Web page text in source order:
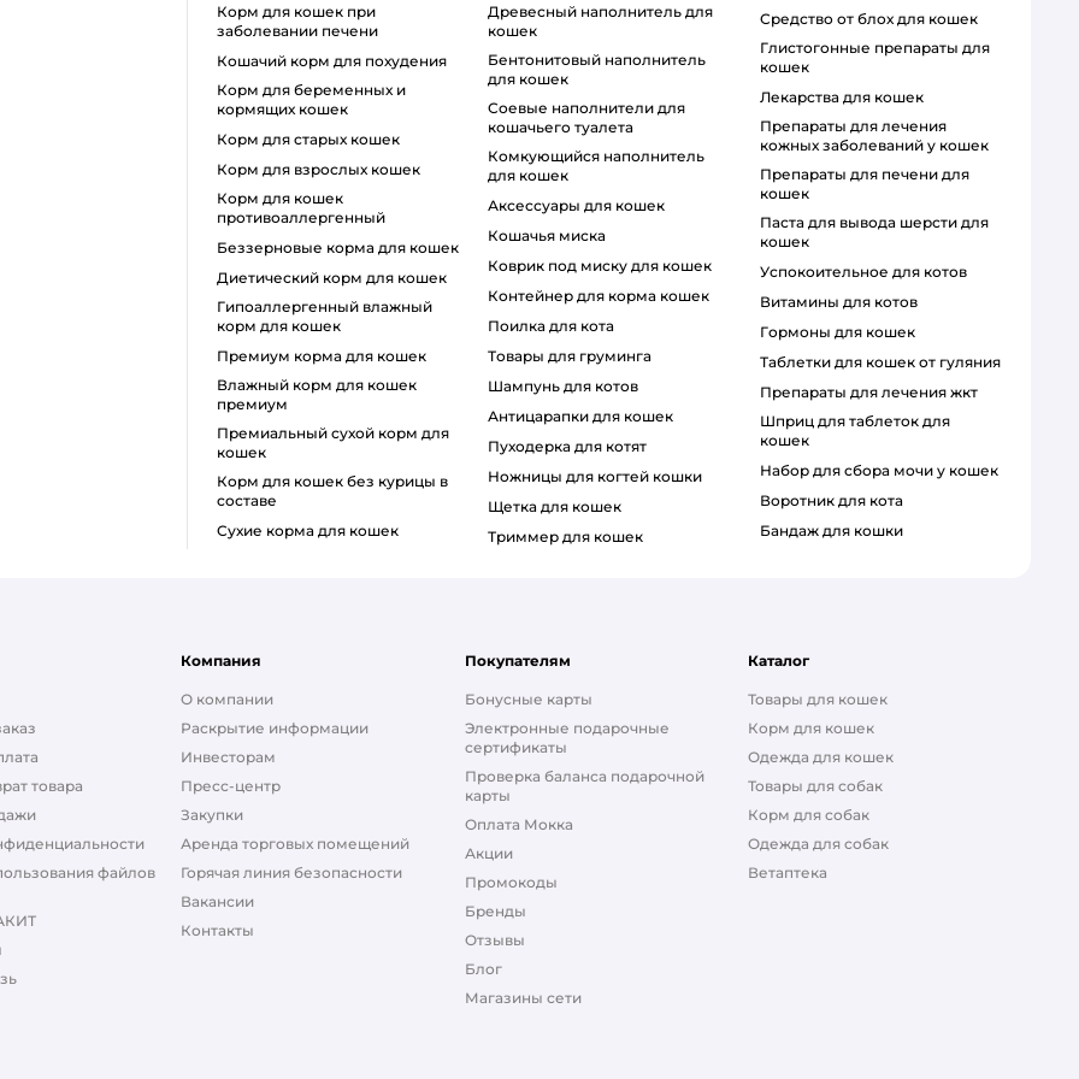
корм для кошек при
заболевании печени
кошачий корм для похудения
корм для беременных и
кормящих кошек
корм для старых кошек
корм для взрослых кошек
корм для кошек
противоаллергенный
беззерновые корма для кошек
диетический корм для кошек
гипоаллергенный влажный
корм для кошек
премиум корма для кошек
влажный корм для кошек
премиум
премиальный сухой корм для
кошек
корм для кошек без курицы в
составе
сухие корма для кошек
древесный наполнитель для
кошек
бентонитовый наполнитель
для кошек
соевые наполнители для
кошачьего туалета
комкующийся наполнитель
для кошек
аксессуары для кошек
кошачья миска
коврик под миску для кошек
контейнер для корма кошек
поилка для кота
товары для груминга
шампунь для котов
антицарапки для кошек
пуходерка для котят
ножницы для когтей кошки
щетка для кошек
триммер для кошек
средство от блох для кошек
глистогонные препараты для
кошек
лекарства для кошек
препараты для лечения
кожных заболеваний у кошек
препараты для печени для
кошек
паста для вывода шерсти для
кошек
успокоительное для котов
витамины для котов
гормоны для кошек
таблетки для кошек от гуляния
препараты для лечения жкт
шприц для таблеток для
кошек
набор для сбора мочи у кошек
воротник для кота
бандаж для кошки
товара
файлов
Компания
О компании
Раскрытие информации
Инвесторам
Пресс-центр
Закупки
Аренда торговых помещений
Горячая линия безопасности
Вакансии
Контакты
Покупателям
Бонусные карты
Электронные подарочные
сертификаты
Проверка баланса подарочной
карты
Оплата Мокка
Акции
Промокоды
Бренды
Отзывы
Блог
Магазины сети
Каталог
Товары для кошек
Корм для кошек
Одежда для кошек
Товары для собак
Корм для собак
Одежда для собак
Ветаптека